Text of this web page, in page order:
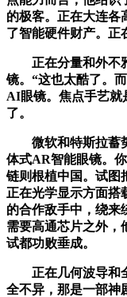
的极客。正在大连各
了智能硬件财产。正
正在分量和外不雅
镜。“这也太酷了。
AI眼镜。焦点手艺就
了。
微软和特斯拉蓄势
体式AR智能眼镜。
链则根植中国。试图
正在光学显示方面搭
的合作敌手中，绕来
需要高通芯片之外，
试都功败垂成。
正在几何波导和全
全不异，那是一部神